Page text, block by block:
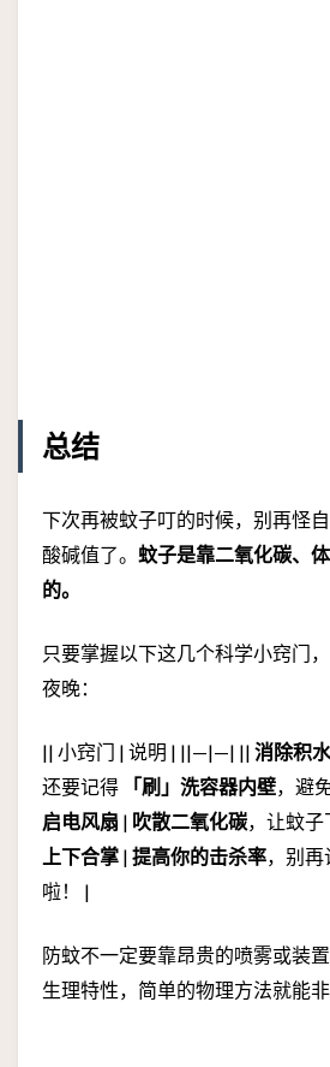
总结
下次再被蚊子叮的时候，别再怪
酸碱值了。 蚊子是靠二氧化碳、
的。
只要掌握以下这几个科学小窍门
夜晚：
|| 小窍门 | 说明 | ||—|—| || 消除积水
还要记得
「刷」洗容器内壁，避
启电风扇 | 吹散二氧化碳，让蚊
上下合掌 | 提高你的击杀率，别
啦！ |
防蚊不一定要靠昂贵的喷雾或装
生理特性，简单的物理方法就能非